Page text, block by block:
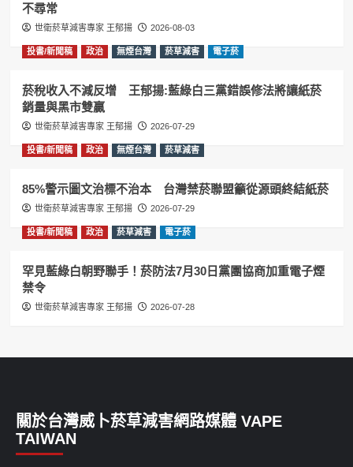
不尋常
世衛菸草減害專家 王郁揚 2026-08-03
投書/新聞稿 政治 無煙台灣 菸草減害 電子菸
菸稅收入不減反增 王郁揚:藍綠白三黨錯誤修法將讓紙菸
銷量與黑市雙贏
世衛菸草減害專家 王郁揚 2026-07-29
投書/新聞稿 政治 無煙台灣 菸草減害
85%警示圖文治標不治本 台灣禁菸聯盟籲從源頭終結紙菸
世衛菸草減害專家 王郁揚 2026-07-29
投書/新聞稿 政治 菸草減害 電子菸
罕見藍綠白朝野聯手！菸防法7月30日黨團協商加重電子煙
禁令
世衛菸草減害專家 王郁揚 2026-07-28
關於台灣威卜菸草減害網路媒體 VAPE
TAIWAN